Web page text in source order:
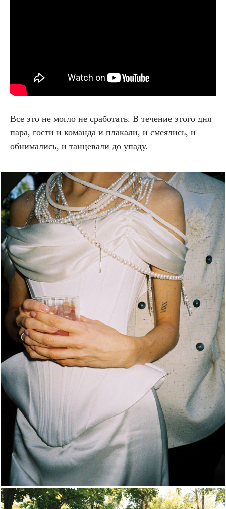
Все это не могло не сработать. В течение этого дня
пара, гости и команда и плакали, и смеялись, и
обнимались, и танцевали до упаду.